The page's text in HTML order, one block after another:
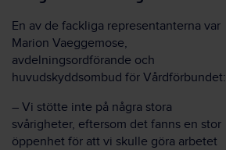
En av de fackliga representanterna var
Marion Vaeggemose,
avdelningsordförande och
huvudskyddsombud för Vårdförbundet:
– Vi stötte inte på några stora
svårigheter, eftersom det fanns en stor
öppenhet för att vi skulle göra arbetet